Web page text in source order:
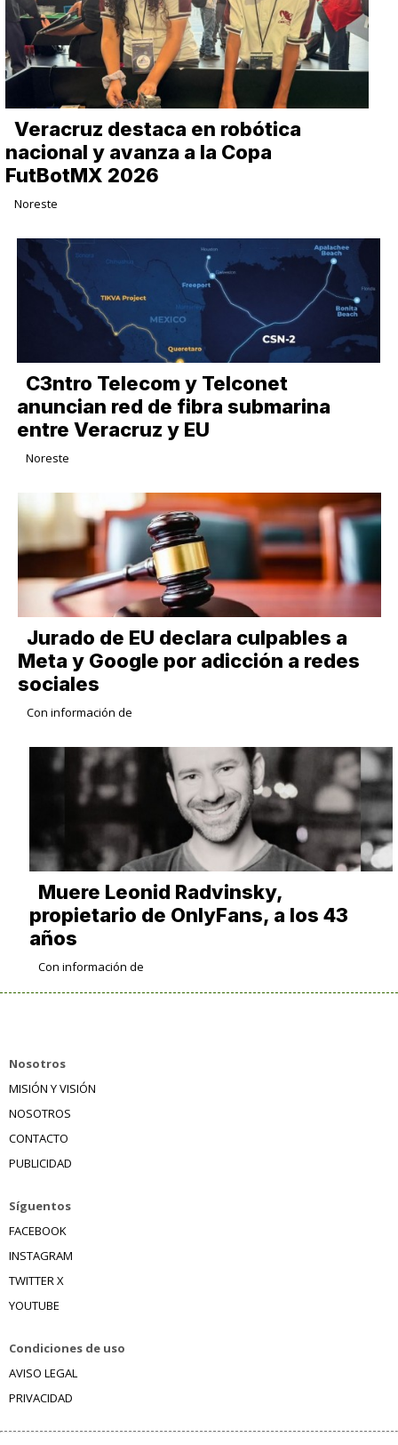
Veracruz destaca en robótica
nacional y avanza a la Copa
FutBotMX 2026
Noreste
C3ntro Telecom y Telconet
anuncian red de fibra submarina
entre Veracruz y EU
Noreste
Jurado de EU declara culpables a
Meta y Google por adicción a redes
sociales
Con información de
Muere Leonid Radvinsky,
propietario de OnlyFans, a los 43
años
Con información de
Nosotros
MISIÓN Y VISIÓN
NOSOTROS
CONTACTO
PUBLICIDAD
Síguentos
FACEBOOK
INSTAGRAM
TWITTER X
YOUTUBE
Condiciones de uso
AVISO LEGAL
PRIVACIDAD